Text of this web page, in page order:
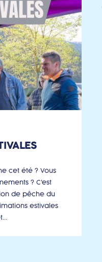
cet été ? Vous
? C'est
de pêche du
estivales